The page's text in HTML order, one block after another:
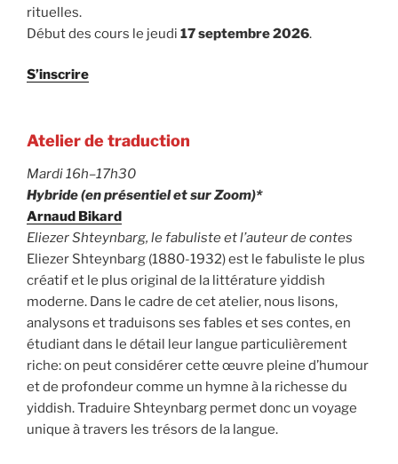
rituelles.
Début des cours le jeudi 17 septembre 2026.
S’inscrire
Atelier de traduction
Mardi 16h–17h30
Hybride (en présentiel et sur Zoom)*
Arnaud Bikard
Eliezer Shteynbarg, le fabuliste et l’auteur de contes
Eliezer Shteynbarg (1880-1932) est le fabuliste le plus
créatif et le plus original de la littérature yiddish
moderne. Dans le cadre de cet atelier, nous lisons,
analysons et traduisons ses fables et ses contes, en
étudiant dans le détail leur langue particulièrement
riche: on peut considérer cette œuvre pleine d’humour
et de profondeur comme un hymne à la richesse du
yiddish. Traduire Shteynbarg permet donc un voyage
unique à travers les trésors de la langue.